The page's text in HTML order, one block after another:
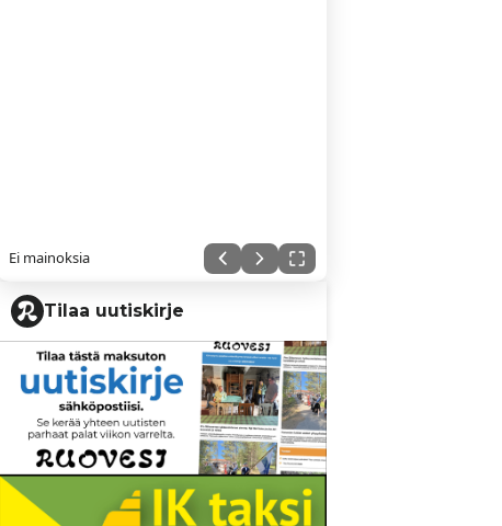
Ei mainoksia
Tilaa uutiskirje